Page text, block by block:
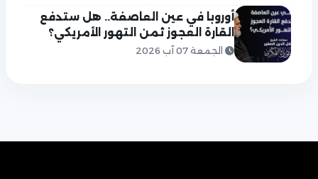
أوروبا في عين العاصفة.. هل ستدفع
القارة العجوز ثمن التهور الأمريكي؟
الجمعة 07 آب 2026